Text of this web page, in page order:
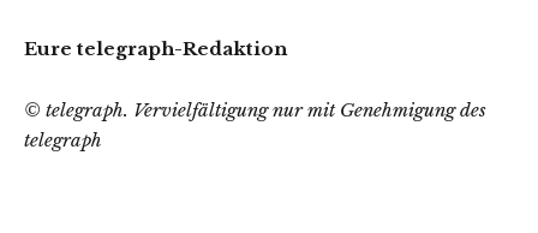
Eure telegraph-Redaktion
© telegraph. Vervielfältigung nur mit Genehmigung des
telegraph